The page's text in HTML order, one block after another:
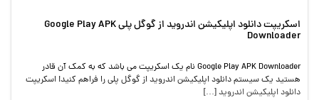
اسکریپت دانلود اپلیکیشن اندروید از گوگل پلی Google Play APK
Downloader
Google Play APK Downloader نام یک اسکریپت می باشد که به کمک آن قادر
هستید یک سیستم دانلود اپلیکیشن اندروید از گوگل پلی را فراهم کنید! اسکریپت
دانلود اپلیکیشن اندروید […]